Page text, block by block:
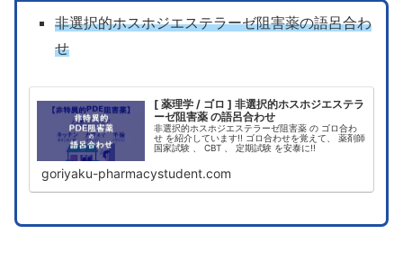
非選択的ホスホジエステラーゼ阻害薬の語呂合わ
せ
[ 薬理学 / ゴロ ] 非選択的ホスホジエステラ
ーゼ阻害薬 の語呂合わせ
非選択的ホスホジエステラーゼ阻害薬 の ゴロ合わ
せ を紹介しています!! ゴロ合わせを覚えて、 薬剤師
国家試験 、 CBT 、 定期試験 を安泰に!!
goriyaku-pharmacystudent.com